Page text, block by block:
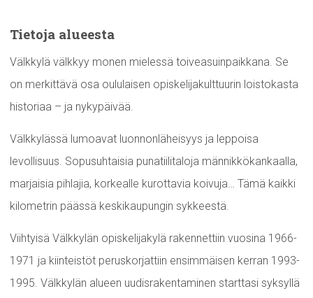
Tietoja alueesta
Välkkylä välkkyy monen mielessä toiveasuinpaikkana. Se
on merkittävä osa oululaisen opiskelijakulttuurin loistokasta
historiaa – ja nykypäivää.
Välkkylässä lumoavat luonnonläheisyys ja leppoisa
levollisuus. Sopusuhtaisia punatiilitaloja männikkökankaalla,
marjaisia pihlajia, korkealle kurottavia koivuja… Tämä kaikki
kilometrin päässä keskikaupungin sykkeestä.
Viihtyisä Välkkylän opiskelijakylä rakennettiin vuosina 1966-
1971 ja kiinteistöt peruskorjattiin ensimmäisen kerran 1993-
1995. Välkkylän alueen uudisrakentaminen starttasi syksyllä